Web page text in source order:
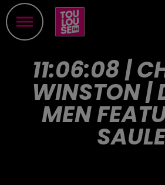
11:06:08 |
WINSTON |
MEN